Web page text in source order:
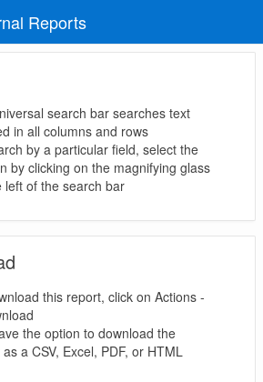
Reports
search bar searches text
in all columns and rows
by a particular field, select the
by clicking on the magnifying glass
left of the search bar
this report, click on Actions -
the option to download the
a CSV, Excel, PDF, or HTML